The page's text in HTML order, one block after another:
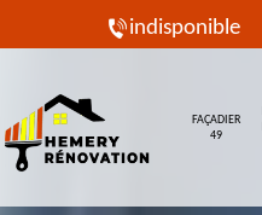
indisponible
FAÇADIER
49